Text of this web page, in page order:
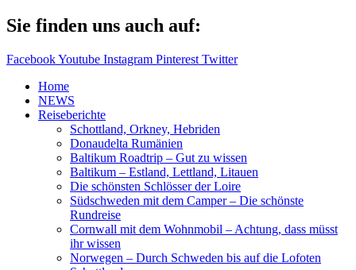
Sie finden uns auch auf:
FacebookYoutube Instagram Pinterest Twitter
Home
NEWS
Reiseberichte
Schottland, Orkney, Hebriden
Donaudelta Rumänien
Baltikum Roadtrip – Gut zu wissen
Baltikum – Estland, Lettland, Litauen
Die schönsten Schlösser der Loire
Südschweden mit dem Camper – Die schönste
Rundreise
Cornwall mit dem Wohnmobil – Achtung, dass müsst
ihr wissen
Norwegen – Durch Schweden bis auf die Lofoten